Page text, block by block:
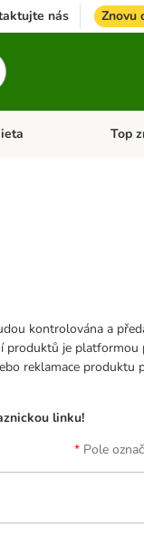
nás Znovu
Koně Otevřít
Top
kontrolována a
produktů je platformou
reklamace produktu
linku!
Pole